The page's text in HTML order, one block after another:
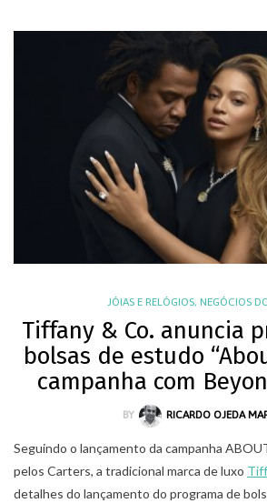
JÓIAS E RELÓGIOS, NEGÓCIOS
Tiffany & Co. anuncia
bolsas de estudo
campanha com
BY RICARDO OJEDA
Seguindo o lançamento da campanha
pelos Carters, a tradicional marca de luxo
detalhes do lançamento do programa de